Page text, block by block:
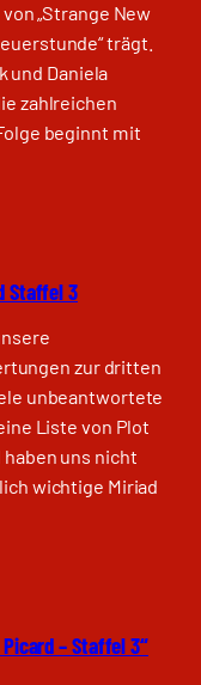
„Strange New
trägt.
und Daniela
zahlreichen
beginnt mit
Staffel 3
zur dritten
unbeantwortete
Liste von Plot
uns nicht
wichtige Miriad
– Staffel 3“